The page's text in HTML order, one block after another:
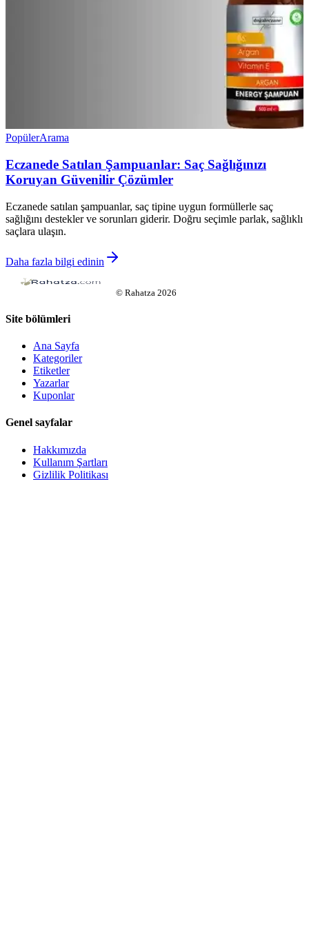
PopülerArama
Eczanede Satılan Şampuanlar: Saç Sağlığınızı
Koruyan Güvenilir Çözümler
Eczanede satılan şampuanlar, saç tipine uygun formüllerle saç
sağlığını destekler ve sorunları giderir. Doğru seçimle parlak, sağlıklı
saçlara ulaşın.
Daha fazla bilgi edinin
© Rahatza 2026
Site bölümleri
Ana Sayfa
Kategoriler
Etiketler
Yazarlar
Kuponlar
Genel sayfalar
Hakkımızda
Kullanım Şartları
Gizlilik Politikası